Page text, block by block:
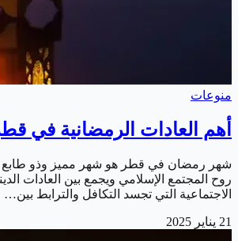
منوعات
أهم العادات الرمضانية في
شهر رمضان في قطر هو شهر مميز وذو
روح المجتمع الإسلامي ويجمع بين العادات
الاجتماعية التي تجسد التكافل والترابط بين…
21 يناير 2025